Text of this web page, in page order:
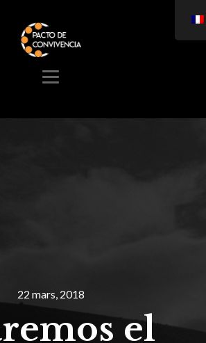
22 mars, 2018
el